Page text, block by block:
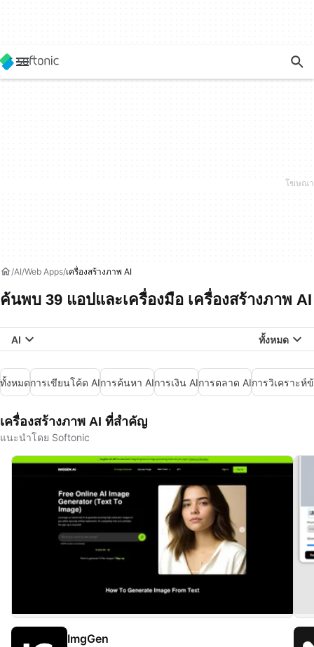
AI Web Apps เครื่องสร้างภาพ AI
ค้นพบ 39 แอปและเครื่องมือ เครื่องสร้างภาพ AI
AI ทั้งหมด
ทั้งหมดการเขียนโค้ด AIการค้นหา AIการเงิน AIการตลาด AIการวิเคราะห์
เครื่องสร้างภาพ AI ที่สำคัญ
แนะนำโดย Softonic
ImgGen